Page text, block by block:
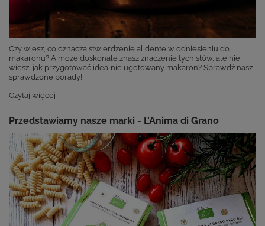
Czy wiesz, co oznacza stwierdzenie al dente w odniesieniu do
makaronu? A może doskonale znasz znaczenie tych słów, ale nie
wiesz, jak przygotować idealnie ugotowany makaron? Sprawdź nasz
sprawdzone porady!
Czytaj więcej
Przedstawiamy nasze marki - L’Anima di Grano